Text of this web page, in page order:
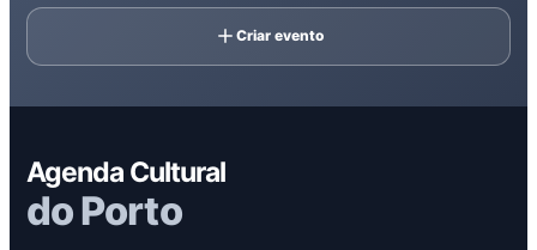
Criar evento
Agenda Cultural
do Porto